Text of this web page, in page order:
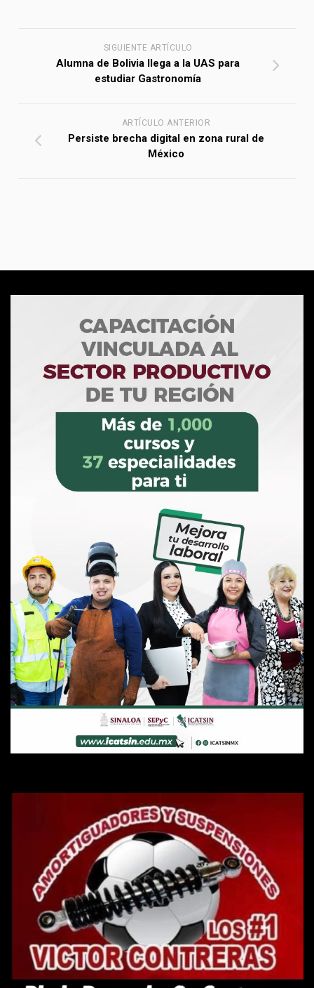
SIGUIENTE ARTÍCULO
Alumna de Bolivia llega a la UAS para
estudiar Gastronomía
ARTÍCULO ANTERIOR
Persiste brecha digital en zona rural de
México